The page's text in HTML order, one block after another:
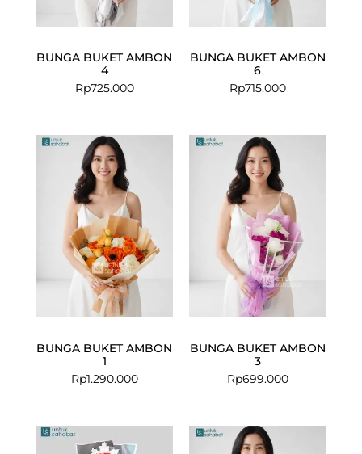
BUNGA BUKET AMBON
4
Rp725.000
BUNGA BUKET AMBON
6
Rp715.000
BUNGA BUKET AMBON
1
Rp1.290.000
BUNGA BUKET AMBON
3
Rp699.000